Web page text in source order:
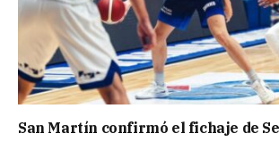
San Martín confirmó el fichaje de